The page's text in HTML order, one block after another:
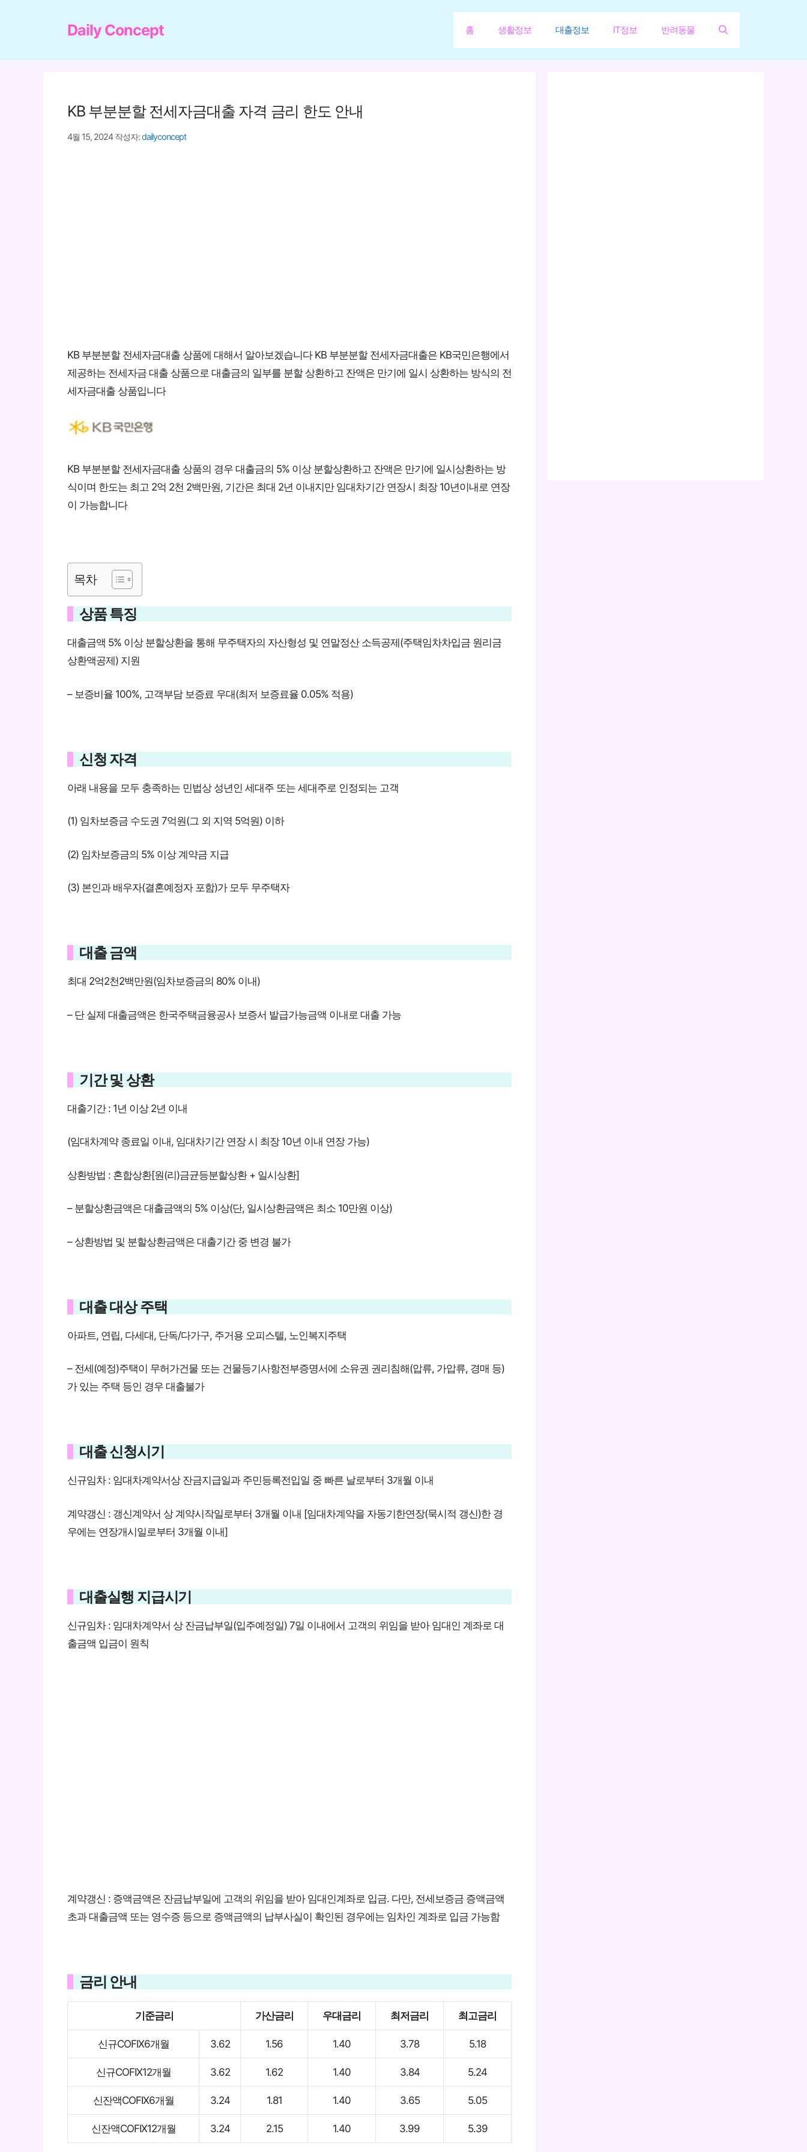
로
Daily Concept 홈 생활정보 대출정보 IT정보 반려동물
KB 부분분할 전세자금대출 자격 금리 한도 안내
4월 15, 2024 작성자:dailyconcept
KB 부분분할 전세자금대출 상품에 대해서 알아보겠습니다 KB 부분분할 전세자금대출은 KB국민은행에서
제공하는 전세자금 대출 상품으로 대출금의 일부를 분할 상환하고 잔액은 만기에 일시 상환하는 방식의 전
세자금대출 상품입니다
KB 부분분할 전세자금대출 상품의 경우 대출금의 5% 이상 분할상환하고 잔액은 만기에 일시상환하는 방
식이며 한도는 최고 2억 2천 2백만원, 기간은 최대 2년 이내지만 임대차기간 연장시 최장 10년이내로 연장
이 가능합니다
목차
상품 특징
대출금액 5% 이상 분할상환을 통해 무주택자의 자산형성 및 연말정산 소득공제(주택임차차입금 원리금
상환액공제) 지원
– 보증비율 100%, 고객부담 보증료 우대(최저 보증료율 0.05% 적용)
신청 자격
아래 내용을 모두 충족하는 민법상 성년인 세대주 또는 세대주로 인정되는 고객
(1) 임차보증금 수도권 7억원(그 외 지역 5억원) 이하
(2) 임차보증금의 5% 이상 계약금 지급
(3) 본인과 배우자(결혼예정자 포함)가 모두 무주택자
대출 금액
최대 2억2천2백만원(임차보증금의 80% 이내)
– 단 실제 대출금액은 한국주택금융공사 보증서 발급가능금액 이내로 대출 가능
기간 및 상환
대출기간 : 1년 이상 2년 이내
(임대차계약 종료일 이내, 임대차기간 연장 시 최장 10년 이내 연장 가능)
상환방법 : 혼합상환[원(리)금균등분할상환 + 일시상환]
– 분할상환금액은 대출금액의 5% 이상(단, 일시상환금액은 최소 10만원 이상)
– 상환방법 및 분할상환금액은 대출기간 중 변경 불가
대출 대상 주택
아파트, 연립, 다세대, 단독/다가구, 주거용 오피스텔, 노인복지주택
– 전세(예정)주택이 무허가건물 또는 건물등기사항전부증명서에 소유권 권리침해(압류, 가압류, 경매 등)
가 있는 주택 등인 경우 대출불가
대출 신청시기
신규임차 : 임대차계약서상 잔금지급일과 주민등록전입일 중 빠른 날로부터 3개월 이내
계약갱신 : 갱신계약서 상 계약시작일로부터 3개월 이내 [임대차계약을 자동기한연장(묵시적 갱신)한 경
우에는 연장개시일로부터 3개월 이내]
대출실행 지급시기
신규임차 : 임대차계약서 상 잔금납부일(입주예정일) 7일 이내에서 고객의 위임을 받아 임대인 계좌로 대
출금액 입금이 원칙
계약갱신 : 증액금액은 잔금납부일에 고객의 위임을 받아 임대인계좌로 입금. 다만, 전세보증금 증액금액
초과 대출금액 또는 영수증 등으로 증액금액의 납부사실이 확인된 경우에는 임차인 계좌로 입금 가능함
금리 안내
기준금리 가산금리 우대금리 최저금리 최고금리
신규COFIX6개월 3.62 1.56 1.40 3.78 5.18
신규COFIX12개월 3.62 1.62 1.40 3.84 5.24
신잔액COFIX6개월 3.24 1.81 1.40 3.65 5.05
신잔액COFIX12개월 3.24 2.15 1.40 3.99 5.39